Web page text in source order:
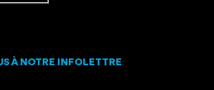
À NOTRE INFOLETTRE